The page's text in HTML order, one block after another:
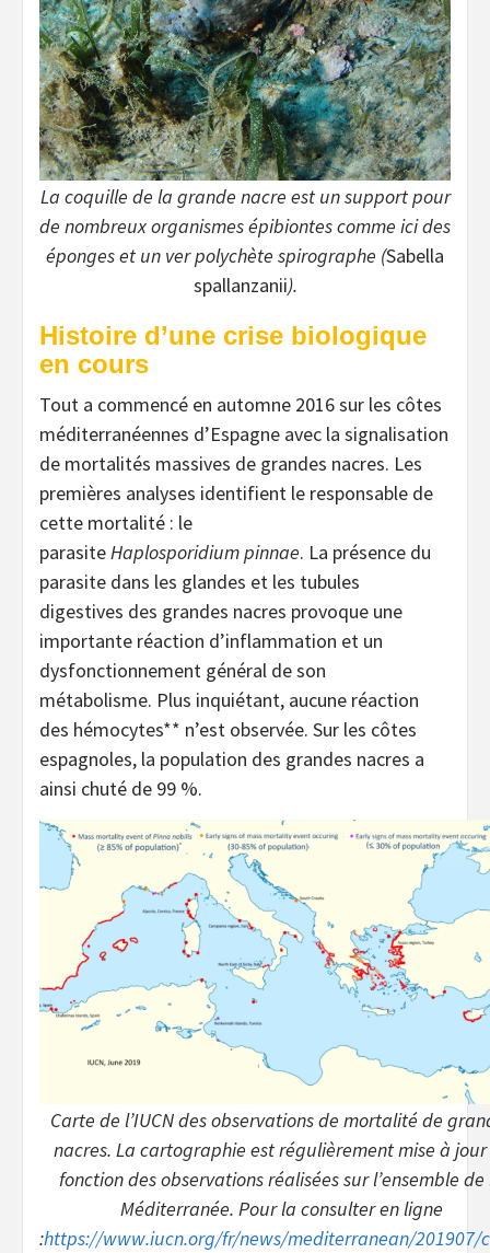
La coquille de la grande nacre est un support pour
de nombreux organismes épibiontes comme ici des
éponges et un ver polychète spirographe (Sabella
spallanzanii).
Histoire d’une crise biologique
en cours
Tout a commencé en automne 2016 sur les côtes
méditerranéennes d’Espagne avec la signalisation
de mortalités massives de grandes nacres. Les
premières analyses identifient le responsable de
cette mortalité : le
parasiteHaplosporidiumpinnae. La présence du
parasite dans les glandes et les tubules
digestives des grandes nacres provoque une
importante réaction d’inflammation et un
dysfonctionnement général de son
métabolisme. Plus inquiétant, aucune réaction
des hémocytes** n’est observée. Sur les côtes
espagnoles, la population des grandes nacres a
ainsi chuté de 99 %.
Carte de l’IUCN des observations de mortalité de
nacres. La cartographie est régulièrement mise à jour
fonction des observations réalisées sur l’ensemble de
Méditerranée. Pour la consulter en ligne
:https://www.iucn.org/fr/news/mediterranean/201907/